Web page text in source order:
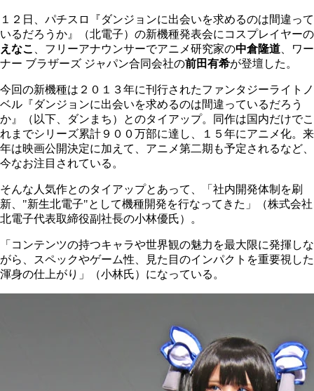
１２日、パチスロ『ダンジョンに出会いを求めるのは間違って
いるだろうか』（北電子）の新機種発表会にコスプレイヤーの
えなこ
、フリーアナウンサーでアニメ研究家の中倉隆道 、ワー
ナー ブラザーズ ジャパン合同会社の前田有希が登壇した。
今回の新機種は２０１３年に刊行されたファンタジーライトノ
ベル『ダンジョンに出会いを求めるのは間違っているだろう
か』（以下、ダンまち）とのタイアップ。同作は国内だけでこ
れまでシリーズ累計９００万部に達し、１５年にアニメ化。来
年は映画公開決定に加えて、アニメ第二期も予定されるなど、
今なお注目されている。
そんな人気作とのタイアップとあって、「社内開発体制を刷
新、"新生北電子"として機種開発を行なってきた」（株式会社
北電子代表取締役副社長の小林優氏）。
「コンテンツの持つキャラや世界観の魅力を最大限に発揮しな
がら、スペックやゲーム性、見た目のインパクトを重要視した
渾身の仕上がり」（小林氏）になっている。